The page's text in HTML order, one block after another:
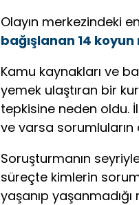
Olayın merkezindeki
bağışlanan 14
Kamu kaynakları ve
yemek ulaştıran bir
tepkisine neden oldu.
ve varsa sorumluların
Soruşturmanın
süreçte kimlerin
yaşanıp